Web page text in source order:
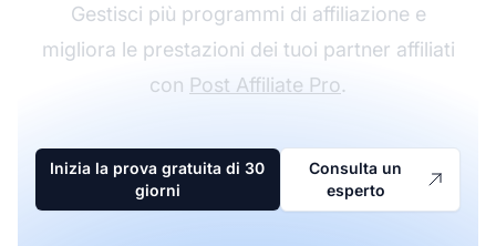
Gestisci più programmi di affiliazione e
migliora le prestazioni dei tuoi partner affiliati
con Post Affiliate Pro.
Inizia la prova gratuita di 30
giorni
Consulta un
esperto